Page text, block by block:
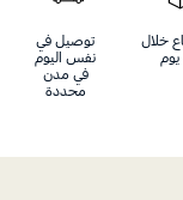
خلال
توصيل في
نفس اليوم
في مدن
محددة